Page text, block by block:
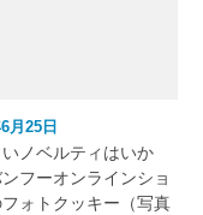
月25日
ノベルティはいか
フーオンラインショ
フォトクッキー（写真